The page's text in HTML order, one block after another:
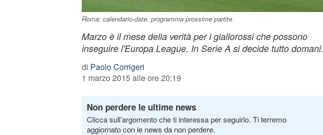
Roma: calendario-date, programma prossime partite
Marzo è il mese della verità per i giallorossi che possono
inseguire l'Europa League. In Serie A si decide tutto domani.
di Paolo Corrigeri
1 marzo 2015 alle ore 20:19
Non perdere le ultime news
Clicca sull’argomento che ti interessa per seguirlo. Ti terremo
aggiornato con le news da non perdere.